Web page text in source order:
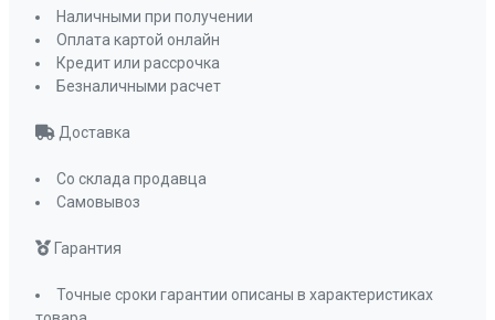
механизм
Количество положений средней корзины
Количество разбрызгивателей
Тип корзины для столовых приборов
изменяемой
формой
Наличными при получении
Оплата картой онлайн
Кредит или рассрочка
Безналичными расчет
Доставка
Со склада продавца
Самовывоз
Гарантия
Точные сроки гарантии описаны в характеристиках